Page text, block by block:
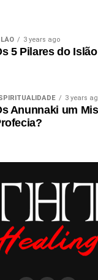
3 years ago
5 Pilares do Islão
3 years
Anunnaki um